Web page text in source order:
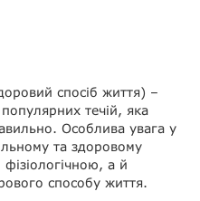
спосіб життя) –
течій, яка
Особлива увага у
та здоровому
а й
способу життя.